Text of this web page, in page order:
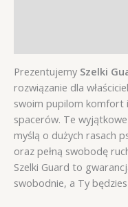
Prezentujemy Szelki
rozwiązanie dla
swoim pupilom komfort
spacerów. Te
myślą o dużych rasach
oraz pełną swobodę
Szelki Guard to
swobodnie, a Ty